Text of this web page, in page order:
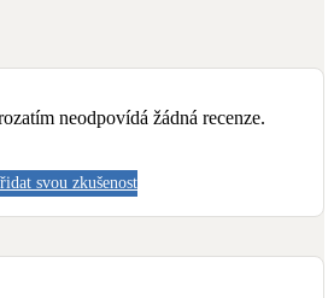
neodpovídá žádná recenze.
svou zkušenost